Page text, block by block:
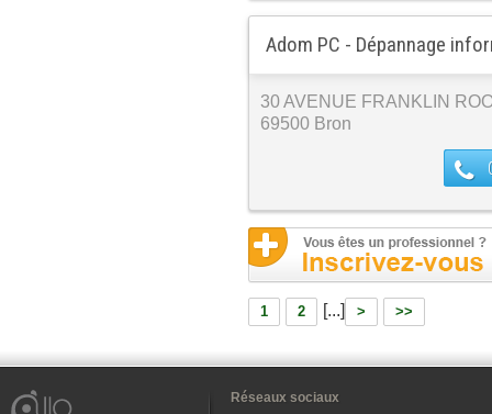
Adom PC - Dépannage
30 AVENUE FRANKLIN
69500 Bron
1 2 [...] > >>
Réseaux sociaux